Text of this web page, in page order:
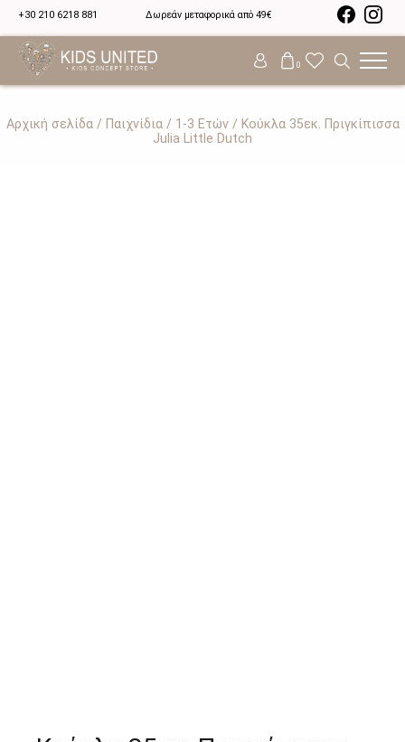
+30 210 6218 881 Δωρεάν μεταφορικά από 49€
0
Αρχική σελίδα/ Παιχνίδια/ 1-3 Ετών/ Κούκλα 35εκ. Πριγκίπισσα
Julia Little Dutch